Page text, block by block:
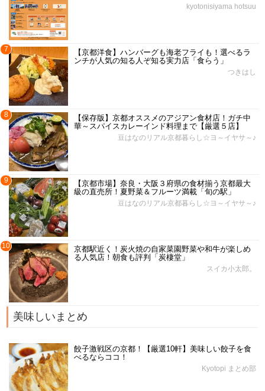
kyotonisiyama hotsuu
7
【京都洋食】ハンバーグも海老フライも！選べるラ
ンチが人気の知る人ぞ知る実力店「食らう」
つきはし
8
【保存版】京都オススメのアジアン食材店！ガチ中
華～スパイスカレーインド料理まで【厳選５店】
豆はなのリアル京都暮らし☆ヨ～イヤサ～♪
9
【京都市場】奈良・大阪３府県の食材揃う京都最大
級の直売所！夏野菜＆フルーツ満載「旬の駅」
豆はなのリアル京都暮らし☆ヨ～イヤサ～♪
10
京都駅近く！炭火焼の自家菜園野菜や和牛が楽しめ
る人気店！朝食も評判「炭棲堂」
スイカ小太郎。
美味しいまとめ
餃子激戦区の京都！【厳選10軒】美味しい餃子を食
べるならココ！
Kyotopi まとめ部